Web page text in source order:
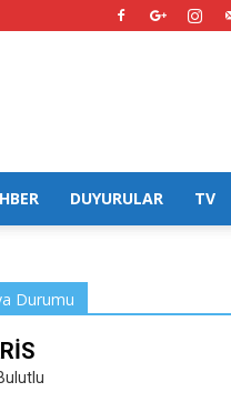
DUYURULAR TV
Durumu